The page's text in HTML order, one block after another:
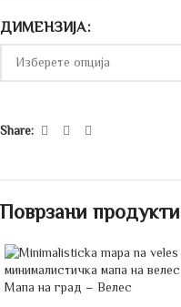
ДИМЕНЗИЈА
Share:
Поврзани продукти
Мапа на град – Велес